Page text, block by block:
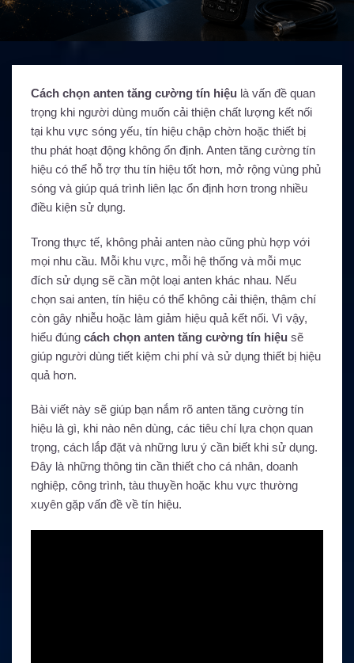
Cách chọn anten tăng cường tín hiệu là vấn đề quan
trọng khi người dùng muốn cải thiện chất lượng kết nối
tại khu vực sóng yếu, tín hiệu chập chờn hoặc thiết bị
thu phát hoạt động không ổn định. Anten tăng cường tín
hiệu có thể hỗ trợ thu tín hiệu tốt hơn, mở rộng vùng phủ
sóng và giúp quá trình liên lạc ổn định hơn trong nhiều
điều kiện sử dụng.
Trong thực tế, không phải anten nào cũng phù hợp với
mọi nhu cầu. Mỗi khu vực, mỗi hệ thống và mỗi mục
đích sử dụng sẽ cần một loại anten khác nhau. Nếu
chọn sai anten, tín hiệu có thể không cải thiện, thậm chí
còn gây nhiễu hoặc làm giảm hiệu quả kết nối. Vì vậy,
hiểu đúng cách chọn anten tăng cường tín hiệu sẽ
giúp người dùng tiết kiệm chi phí và sử dụng thiết bị hiệu
quả hơn.
Bài viết này sẽ giúp bạn nắm rõ anten tăng cường tín
hiệu là gì, khi nào nên dùng, các tiêu chí lựa chọn quan
trọng, cách lắp đặt và những lưu ý cần biết khi sử dụng.
Đây là những thông tin cần thiết cho cá nhân, doanh
nghiệp, công trình, tàu thuyền hoặc khu vực thường
xuyên gặp vấn đề về tín hiệu.